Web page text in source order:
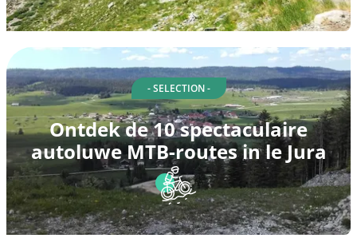
- SELECTION -
Ontdek de 10 spectaculaire
autoluwe MTB-routes in le Jura